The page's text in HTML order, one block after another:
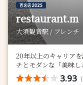
restaurant.m
大須観音駅 / フレンチ
20年以上のキャリア
チとモダンな「美味し
3.93 （